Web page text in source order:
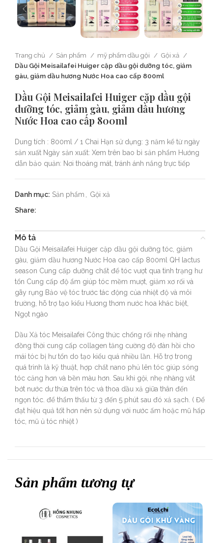
Trang chủ Sản phẩm mỹ phẩm dầu gội
Gội xả
Dầu Gội Meisailafei Huiger cặp dầu gội dưỡng tóc, giảm
gàu, giảm dầu hương Nước Hoa cao cấp 800ml
Dầu Gội Meisailafei Huiger cặp dầu gội
dưỡng tóc, giảm gàu, giảm dầu hương
Nước Hoa cao cấp 800ml
Dung tích : 800ml / 1 Chai Hạn sử dụng: 3 năm kể từ ngày
sản xuất Ngày sản xuất: Xem trên bao bì sản phẩm Hướng
dẫn bảo quản: Nơi thoáng mát, tránh ánh nắng trực tiếp
Danh mục: Sản phẩm , Gội xả
Share:
Mô tả
Dầu Gội Meisailafei Huiger cặp dầu gội dưỡng tóc, giảm
gàu, giảm dầu hương Nước Hoa cao cấp 800ml QH lactus
season Cung cấp dưỡng chất để tóc vượt qua tình trạng hư
tổn Cung cấp độ ẩm giúp tóc mềm mượt, giảm xơ rối và
gãy rụng Bảo vệ tóc trước tác động của nhiệt độ và môi
trường, hỗ trợ tạo kiểu Hương thơm nước hoa khác biệt,
Ngọt ngào
Dầu Xả tóc Meisailafei Công thức chống rối nhẹ nhàng
đồng thời cung cấp collagen tăng cường độ đàn hồi cho
mái tóc bị hư tổn do tạo kiểu quá nhiều lần. Hỗ trợ trong
quá trình là kỹ thuật, hợp chất nano phủ lên tóc giúp sóng
tóc căng hơn và bền màu hơn. Sau khi gội, nhẹ nhàng vắt
bớt nước dư thừa trên tóc và thoa dầu xả giữa thân đến
ngọn tóc. để thẩm thấu từ 3 đến 5 phút sau đó xả sạch. ( Để
đạt hiệu quả tốt hơn nên sử dụng với nước ấm hoặc mũ hấp
tóc, mũ ủ tóc nhiệt )
Sản phẩm tương tự